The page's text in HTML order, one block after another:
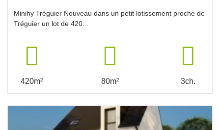
Minihy Tréguier Nouveau dans un petit lotissement proche de
Tréguier un lot de 420...
420m² 80m² 3ch.